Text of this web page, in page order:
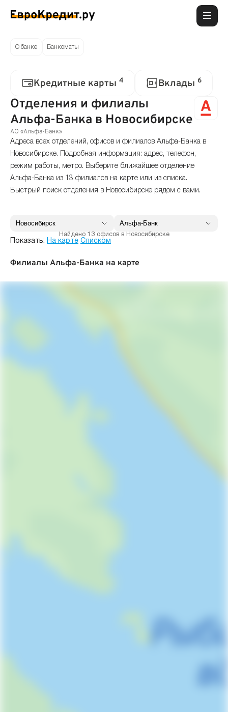
О банке Банкоматы
Кредитные карты 4 Вклады 6
Отделения и филиалы
Альфа-Банка в Новосибирске
АО «Альфа-Банк»
Адреса всех отделений, офисов и филиалов Альфа-Банка в
Новосибирске. Подробная информация: адрес, телефон,
режим работы, метро. Выберите ближайшее отделение
Альфа-Банка из 13 филиалов на карте или из списка.
Быстрый поиск отделения в Новосибирске рядом с вами.
Найдено 13 офисов в Новосибирске
Показать: На карте Списком
Филиалы Альфа-Банка на карте